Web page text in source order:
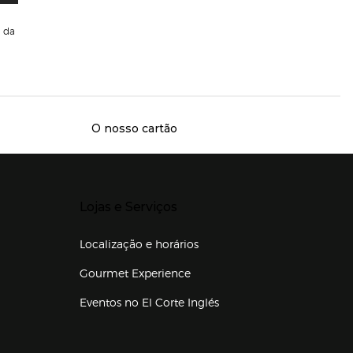
da
O nosso cartão
Localização e horários
Gourmet Experience
Eventos no El Corte Inglés